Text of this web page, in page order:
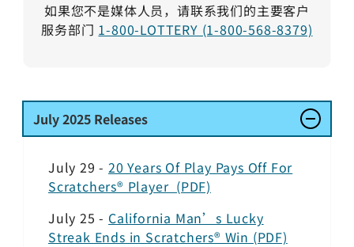
如果您不是媒体人员，请联系我们的主要客户
服务部门 1-800-LOTTERY (1-800-568-8379)
July2025 Releases
July 29 -20 Years Of Play Pays Off For
Scratchers® Player (PDF)
July 25 - California Man’s Lucky
Streak Ends in Scratchers® Win (PDF)